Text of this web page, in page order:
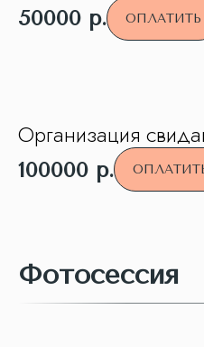
50000 р. ОПЛАТИТЬ
Организация
100000 р.
Фотосессия